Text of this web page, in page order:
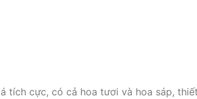
tích cực, có cả hoa tươi và hoa sáp,